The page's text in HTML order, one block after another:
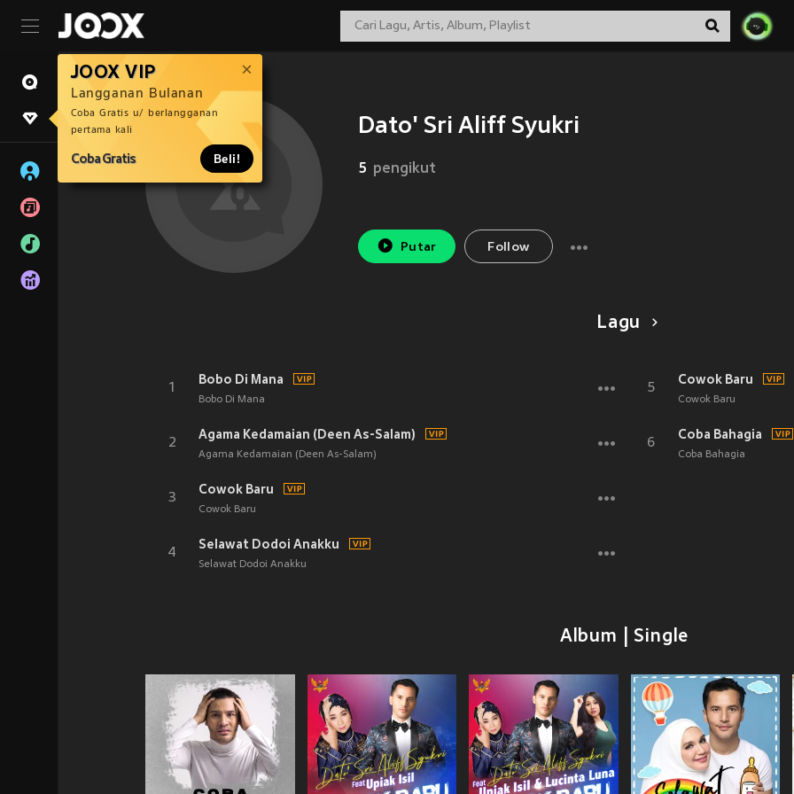
JOOX VIP
Langganan Bulanan
Coba Gratis u/ berlangganan
pertama kali
Coba Gratis Beli!
Dato' Sri Aliff Syukri
5 pengikut
Putar Follow
Lagu
1
Bobo Di Mana
Bobo Di Mana
2
Agama Kedamaian (Deen As-Salam)
Agama Kedamaian (Deen As-Salam)
3
Cowok Baru
Cowok Baru
4
Selawat Dodoi Anakku
Selawat Dodoi Anakku
5
Cowok Baru
Cowok Baru
6
Coba Bahagia
Coba Bahagia
Album | Single